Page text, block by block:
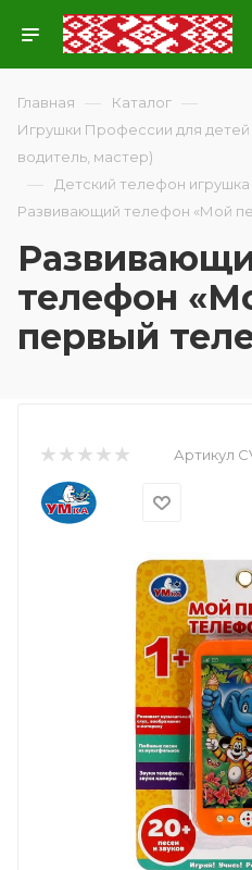
Главная — Каталог —
Игрушки Профессии для детей
водитель, мастер)
— Детский телефон игрушка
Развивающий телефон «Мой
телефон
первый
Артикул